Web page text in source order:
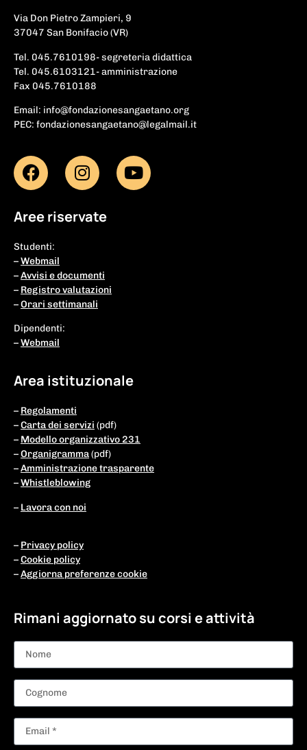
Via Don Pietro Zampieri, 9
37047 San Bonifacio (VR)
Tel. 045.7610198- segreteria didattica
Tel. 045.6103121- amministrazione
Fax 045.7610188
Email: info@fondazionesangaetano.org
PEC: fondazionesangaetano@legalmail.it
Aree riservate
Studenti:
–Webmail
–Avvisi e documenti
– Registro valutazioni
–Orari settimanali
Dipendenti:
–Webmail
Area istituzionale
– Regolamenti
–Carta dei servizi (pdf)
– Modello organizzativo 231
–Organigramma(pdf)
–Amministrazione trasparente
–Whistleblowing
– Lavora con noi
– Privacy policy
–Cookie policy
–Aggiorna preferenze cookie
Rimani aggiornato su corsi e attività